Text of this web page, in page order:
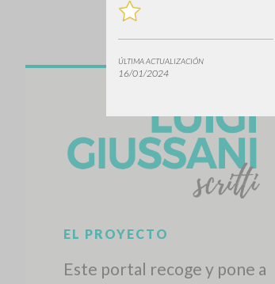
ÚLTIMA ACTUALIZACIÓN
16/01/2024
TIPOLOGÍA